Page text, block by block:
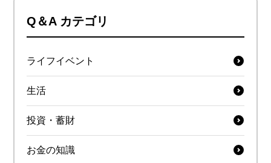
Q＆A カテゴリ
ライフイベント
生活
投資・蓄財
お金の知識